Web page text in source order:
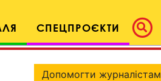
СПЕЦПРОЄКТИ
Допомогти журналістам